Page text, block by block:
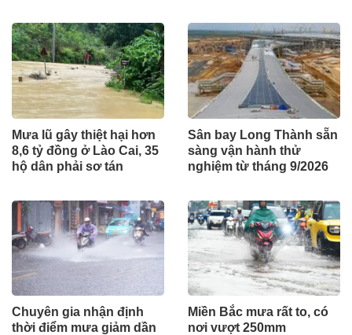
Mưa lũ gây thiệt hại hơn
8,6 tỷ đồng ở Lào Cai, 35
hộ dân phải sơ tán
Sân bay Long Thành sẵn
sàng vận hành thử
nghiệm từ tháng 9/2026
Chuyên gia nhận định
thời điểm mưa giảm dần
Miền Bắc mưa rất to, có
nơi vượt 250mm